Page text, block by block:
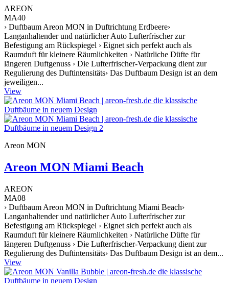
AREON
MA40
› Duftbaum Areon MON in Duftrichtung Erdbeere›
Langanhaltender und natürlicher Auto Lufterfrischer zur
Befestigung am Rückspiegel › Eignet sich perfekt auch als
Raumduft für kleinere Räumlichkeiten › Natürliche Düfte für
längeren Duftgenuss › Die Lufterfrischer-Verpackung dient zur
Regulierung des Duftintensitäts› Das Duftbaum Design ist an dem
jeweiligen...
View
Areon MON
Areon MON Miami Beach
AREON
MA08
› Duftbaum Areon MON in Duftrichtung Miami Beach›
Langanhaltender und natürlicher Auto Lufterfrischer zur
Befestigung am Rückspiegel › Eignet sich perfekt auch als
Raumduft für kleinere Räumlichkeiten › Natürliche Düfte für
längeren Duftgenuss › Die Lufterfrischer-Verpackung dient zur
Regulierung des Duftintensitäts› Das Duftbaum Design ist an dem...
View